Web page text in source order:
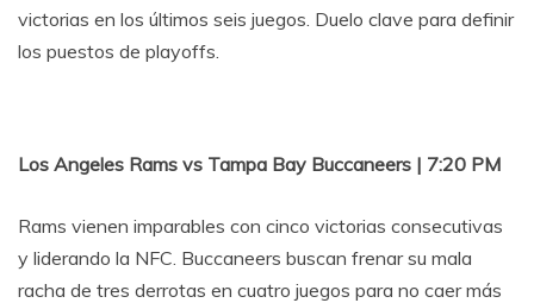
victorias en los últimos seis juegos. Duelo clave para definir
los puestos de playoffs.
Los Angeles Rams vs Tampa Bay Buccaneers | 7:20 PM
Rams vienen imparables con cinco victorias consecutivas
y liderando la NFC. Buccaneers buscan frenar su mala
racha de tres derrotas en cuatro juegos para no caer más